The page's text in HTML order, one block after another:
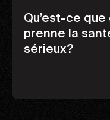
Qu’est-ce
prenne la
sérieux?